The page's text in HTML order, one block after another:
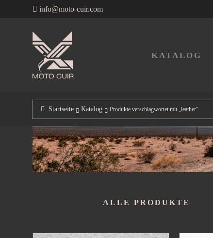
info@moto-cuir.com
KATALOG
Startseite Katalog Produkte verschlagwortet mit „leather“
ALLE PRODUKTE